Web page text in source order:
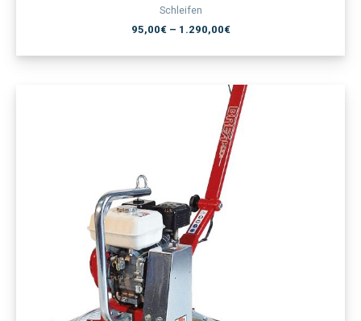
Schleifen
95,00€– 1.290,00€